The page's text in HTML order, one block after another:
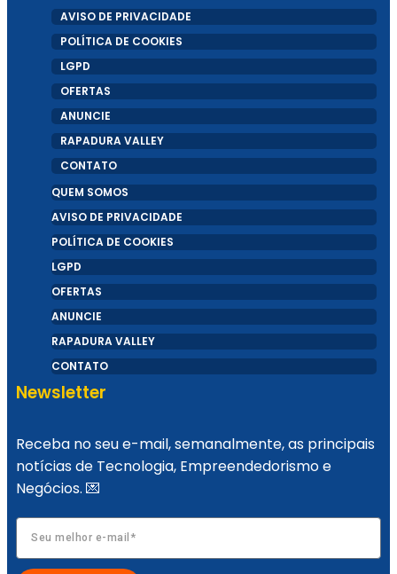
Do Ceará para o Brasil: Como a API PIX da
Fire Banking revolucionou pagamentos
digitais em apenas 2 anos
Healthtech Soffia disputa Prêmio Otimista
de Inovação 2024 em duas categorias
de recomendações
AVISO DE PRIVACIDADE
POLÍTICA DE COOKIES
LGPD
OFERTAS
ANUNCIE
RAPADURA VALLEY
CONTATO
QUEM SOMOS
AVISO DE PRIVACIDADE
POLÍTICA DE COOKIES
LGPD
OFERTAS
ANUNCIE
RAPADURA VALLEY
CONTATO
Newsletter
Receba no seu e-mail, semanalmente, as principais
notícias de Tecnologia, Empreendedorismo e
Negócios. 💌